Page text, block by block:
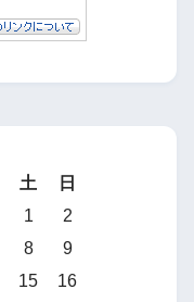
土
日
1
2
8
9
15
16